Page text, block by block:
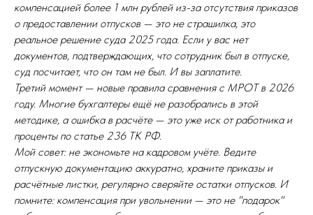
компенсацией более 1 млн рублей из-за отсутствия приказов
о предоставлении отпусков — это не страшилка, это
реальное решение суда 2025 года. Если у вас нет
документов, подтверждающих, что сотрудник был в отпуске,
суд посчитает, что он там не был. И вы заплатите.
Третий момент — новые правила сравнения с МРОТ в 2026
году. Многие бухгалтеры ещё не разобрались в этой
методике, а ошибка в расчёте — это уже иск от работника и
проценты по статье 236 ТК РФ.
Мой совет: не экономьте на кадровом учёте. Ведите
отпускную документацию аккуратно, храните приказы и
расчётные листки, регулярно сверяйте остатки отпусков. И
помните: компенсация при увольнении — это не "подарок"